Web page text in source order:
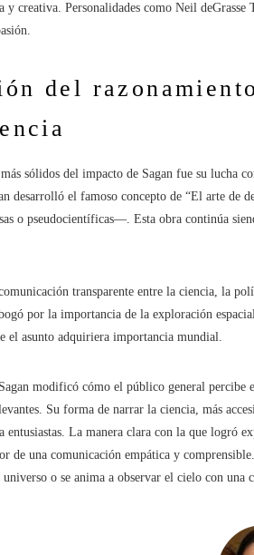
y creativa. Personalidades como Neil
del
sólidos del impacto de Sagan fue su lucha
desarrolló el famoso concepto de “El arte de
o pseudocientíficas—. Esta obra continúa
transparente entre la ciencia, la
por la importancia de la exploración
el asunto adquiriera importancia mundial.
modificó cómo el público general
Su forma de narrar la ciencia, más
entusiastas. La manera clara con la que logró
de una comunicación empática y
o se anima a observar el cielo con una